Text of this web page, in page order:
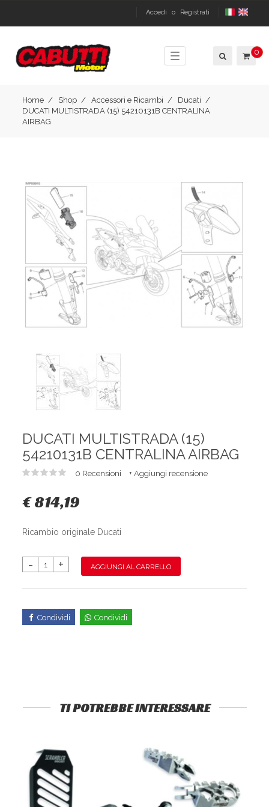
Accedi o Registrati
Toggle
navigation
0
Home Shop Accessori e Ricambi
Ducati
DUCATI MULTISTRADA (15) 54210131B CENTRALINA
AIRBAG
DUCATI MULTISTRADA (15)
54210131B CENTRALINA AIRBAG
0 Recensioni + Aggiungi recensione
€ 814,19
Ricambio originale Ducati
AGGIUNGI AL CARRELLO
Condividi Condividi
TI POTREBBE INTERESSARE